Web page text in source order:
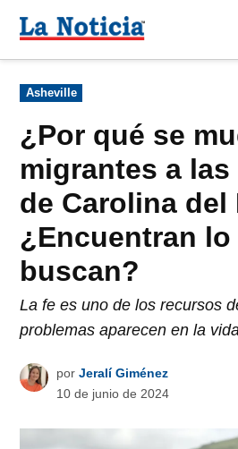
Para mantenerte informado
Donar
contenido
Noticia
Publicado
en
Asheville
¿Por qué se
migrantes a
de Carolina del
¿Encuentran lo
buscan?
La fe es uno de los recursos
problemas aparecen en la
por Jeralí Giménez
10 de junio de 2024